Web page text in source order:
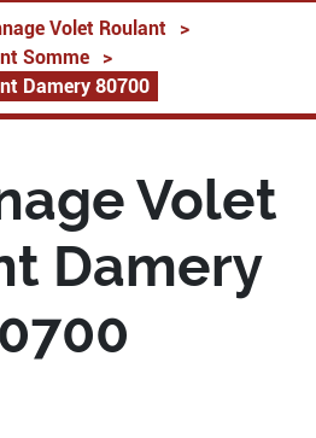
Volet Roulant
>
Somme
>
Damery 80700
Volet
Damery